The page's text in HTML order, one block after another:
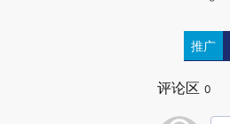
推广
评论区 0